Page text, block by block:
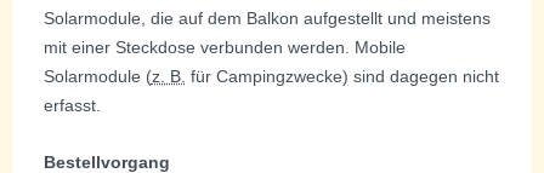
Solarmodule, die auf dem Balkon aufgestellt und meistens
mit einer Steckdose verbunden werden. Mobile
Solarmodule (z. B. für Campingzwecke) sind dagegen nicht
erfasst.
Bestellvorgang